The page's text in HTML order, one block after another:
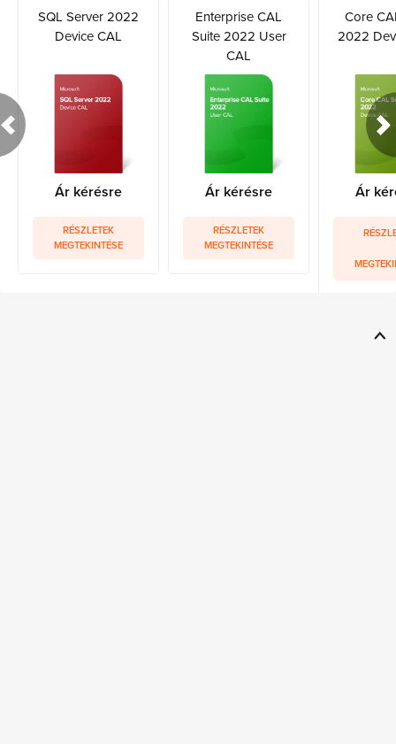
SQL Server 2022
Device CAL
Ár kérésre
RÉSZLETEK
MEGTEKINTÉSE
Enterprise CAL
Suite 2022 User
CAL
Ár kérésre
RÉSZLETEK
MEGTEKINTÉSE
Core
2022
Ár